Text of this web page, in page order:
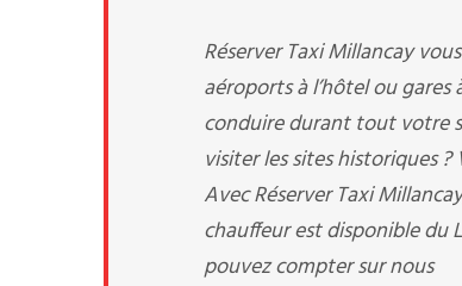
Réserver Taxi Millancay
aéroports à l’hôtel ou gares
conduire durant tout votre
visiter les sites historiques
Avec Réserver Taxi
chauffeur est disponible du
pouvez compter sur nous